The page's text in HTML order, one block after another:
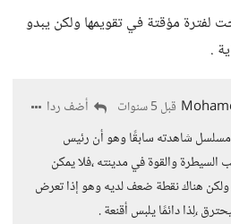
لفترة مؤقتة في تقويمها ولكن يبدو
.
قبل 5 سنوات
أضف ردا
شاهدته سابقًا وهو أن رئيس
والقوة في مدينته ،فلا يمكن
ولكن هناك نقطة ضعف لديه وهو إذا تعرض
،لِذا دائمًا يلبس أقنعة .